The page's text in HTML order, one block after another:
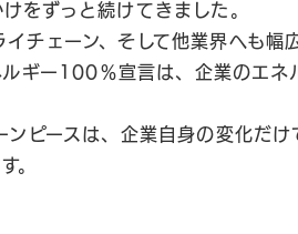
をずっと続けてきました。
チェーン、そして他業界へも幅
ギー100％宣言は、企業のエネ
ピースは、企業自身の変化だ
。